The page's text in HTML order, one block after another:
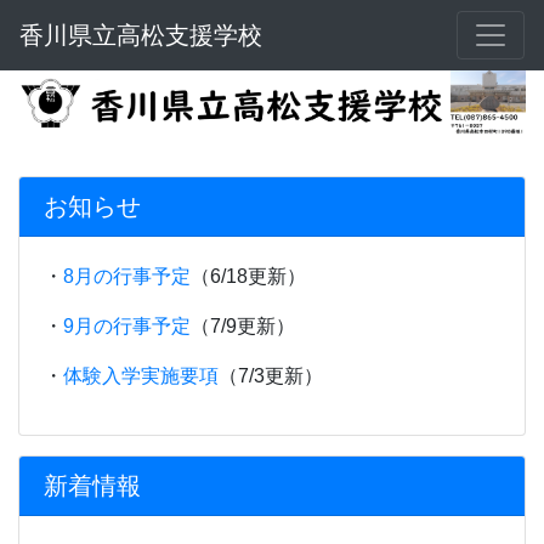
香川県立高松支援学校
お知らせ
・ 8月の行事予定 （6/18更新）
・ 9月の行事予定 （7/9更新）
・ 体験入学実施要項 （7/3更新）
新着情報